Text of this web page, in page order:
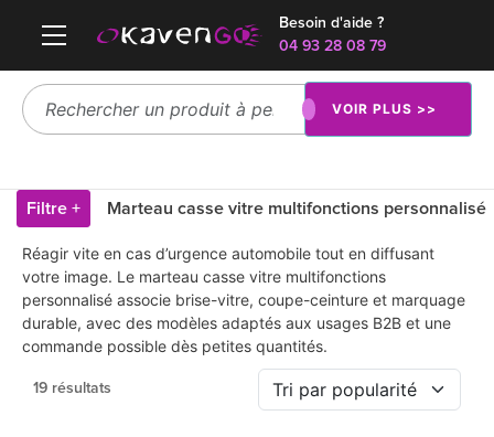
Besoin d'aide ?
04 93 28 08 79
VOIR PLUS >>
Filtre + Marteau casse vitre multifonctions personnalisé
Réagir vite en cas d’urgence automobile tout en diffusant
votre image. Le marteau casse vitre multifonctions
personnalisé associe brise-vitre, coupe-ceinture et marquage
durable, avec des modèles adaptés aux usages B2B et une
commande possible dès petites quantités.
19 résultats